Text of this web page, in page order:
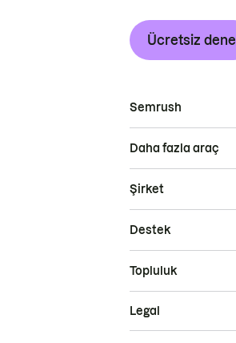
Ücretsiz dene
Semrush
Daha fazla araç
Şirket
Destek
Topluluk
Legal